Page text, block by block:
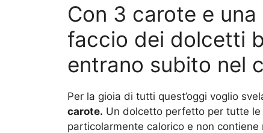
Con 3 carote e
faccio dei dolcetti
entrano subito nel
Per la gioia di tutti quest’oggi voglio
carote. Un dolcetto perfetto per tutte
particolarmente calorico e non